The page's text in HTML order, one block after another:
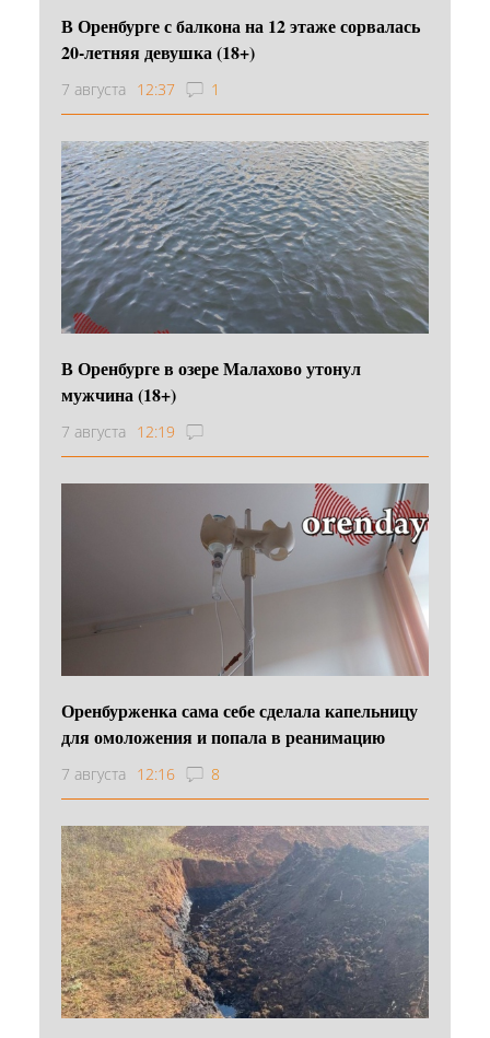
В Оренбурге с балкона на 12 этаже сорвалась
20-летняя девушка (18+)
7 августа 12:37 1
В Оренбурге в озере Малахово утонул
мужчина (18+)
7 августа 12:19
Оренбурженка сама себе сделала капельницу
для омоложения и попала в реанимацию
7 августа 12:16 8